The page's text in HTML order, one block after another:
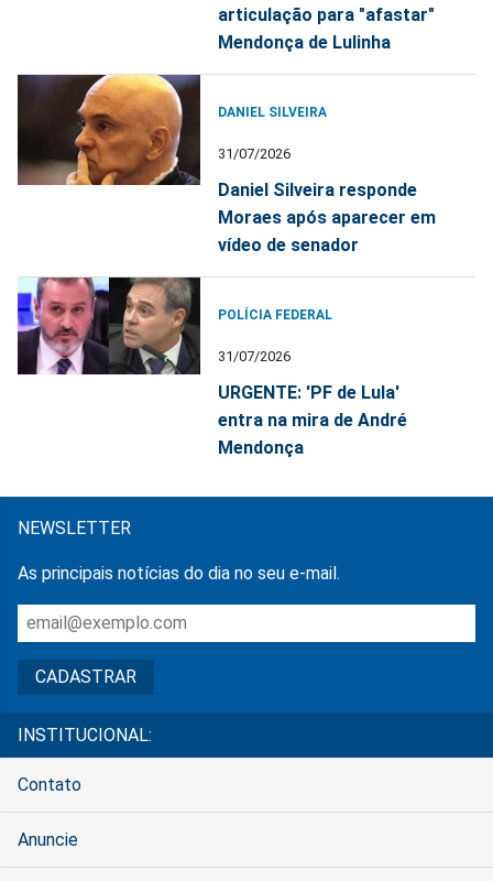
articulação para "afastar"
Mendonça de Lulinha
DANIEL SILVEIRA
31/07/2026
Daniel Silveira responde
Moraes após aparecer em
vídeo de senador
POLÍCIA FEDERAL
31/07/2026
URGENTE: 'PF de Lula'
entra na mira de André
Mendonça
NEWSLETTER
As principais notícias do dia no seu e-mail.
INSTITUCIONAL:
Contato
Anuncie